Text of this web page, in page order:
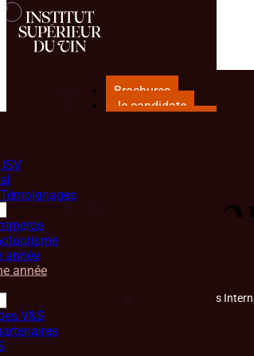
année
année
V&S
Brochures
Je candidate
M2 Wine
M2 Wine and Spirits